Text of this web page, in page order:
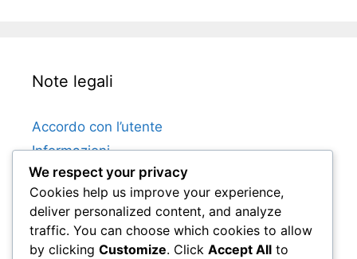
Note legali
Accordo con l’utente
Informazioni
Cookie e tracciamento
Mettiti in contatto
Informativa sulla privacy
We respect your privacy
Cookies help us improve your experience,
deliver personalized content, and analyze
traffic. You can choose which cookies to allow
by clicking Customize. Click Accept All to